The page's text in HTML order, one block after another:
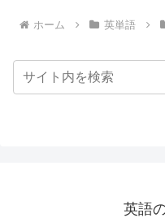
ホーム 英単語
英語